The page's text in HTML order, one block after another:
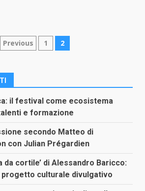
Paginazione
articoli
Previous 1 2
il festival come ecosistema
e formazione
secondo Matteo di
con Julian Prégardien
da cortile’ di Alessandro Baricco:
progetto culturale divulgativo